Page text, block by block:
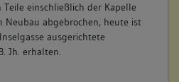
einschließlich der Kapelle
abgebrochen, heute ist
ausgerichtete
Jh. erhalten.